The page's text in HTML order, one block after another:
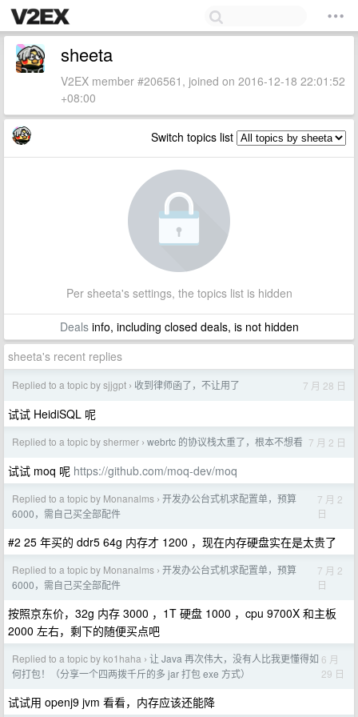
sheeta
V2EX member #206561, joined on 2016-12-18 22:01:52
+08:00
Switch topics list
Per sheeta's settings, the topics list is hidden
Dealsinfo, including closed deals, is not hidden
sheeta's recent replies
Replied to a topic by sjjgpt › 收到律师函了，不让用了 7 月 28 日
试试 HeidiSQL 呢
Replied to a topic by shermer › webrtc 的协议栈太重了，根本不想看 7 月 2 日
试试 moq 呢 https://github.com/moq-dev/moq
Replied to a topic by Monanalms › 开发办公台式机求配置单，预算
6000，需自己买全部配件
7 月 2
日
#2 25 年买的 ddr5 64g 内存才 1200 ，现在内存硬盘实在是太贵了
Replied to a topic by Monanalms › 开发办公台式机求配置单，预算
6000，需自己买全部配件
7 月 2
日
按照京东价，32g 内存 3000 ，1T 硬盘 1000 ，cpu 9700X 和主板
2000 左右，剩下的随便买点吧
Replied to a topic by ko1haha › 让 Java 再次伟大，没有人比我更懂得如
何打包！（分享一个四两拨千斤的多 jar 打包 exe 方式）
6 月
29 日
试试用 openj9 jvm 看看，内存应该还能降